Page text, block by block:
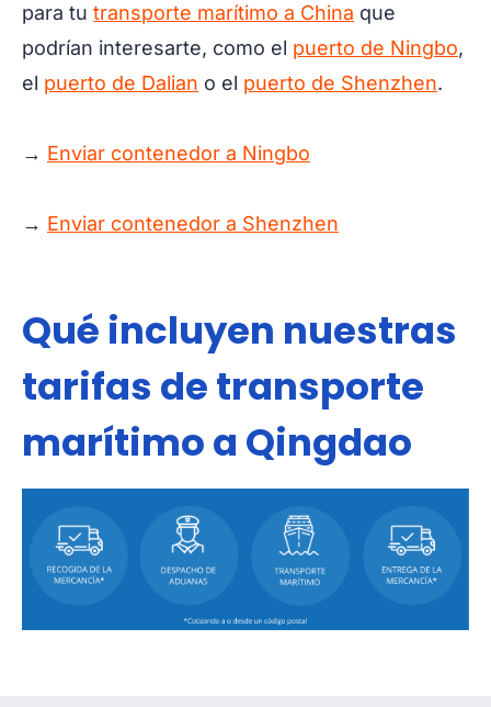
para tu transporte marítimo a China que
podrían interesarte, como el puerto de Ningbo,
el puerto de Dalian o el puerto de Shenzhen.
→ Enviar contenedor a Ningbo
→ Enviar contenedor a Shenzhen
Qué incluyen nuestras
tarifas de transporte
marítimo a Qingdao